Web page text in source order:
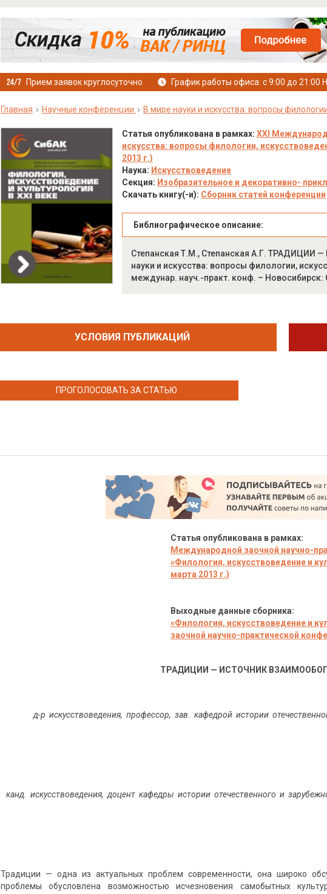
Прием заявок круглосуточно График работы офиса: с 9:00 до 21:00
Главная Научные конференции В мире науки и искусства: вопросы
Статья опубликована в рамках: XXI
искусства: вопросы филологии,
2013 г.)
Наука: Искусствоведение
Секция: Изобразительное и декоративно-
Скачать книгу(-и): Сборник статей конференции
Библиографическое описание:
Степанская Т.М., Степанская А.Г.
науки и искусства: вопросы филологии,
междунар. науч.-практ. конф. – Новосибирск:
УСЛОВИЯ ПУБЛИКАЦИЙ
ПРОГОЛОСОВАТЬ ЗА СТАТЬЮ
Статья опубликована в рамках:
Международной заочной научно-
«Филология, искусствоведение и
марта 2013 г.)
Выходные данные сборника:
«Филология, искусствоведение и
заочной научно-практической
ТРАДИЦИИ — ИСТОЧНИК
д-р искусствоведения, профессор, зав. кафедрой истории
канд. искусствоведения, доцент кафедры истории отечественного и
Традиции — одна из актуальных проблем современности, она широко
проблемы обусловлена возможностью исчезновения самобытных